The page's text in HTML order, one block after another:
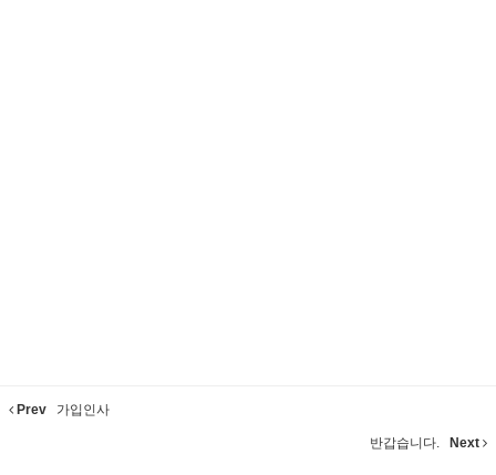
Prev 가입인사
반갑습니다. Next